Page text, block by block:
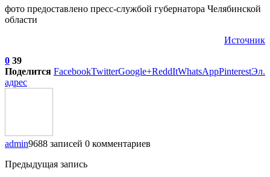
фото предоставлено пресс-службой губернатора Челябинской
области
Источник
0 39
Поделится FacebookTwitterGoogle+ReddItWhatsAppPinterestЭл.
адрес
admin9688 записей 0 комментариев
Предыдущая запись